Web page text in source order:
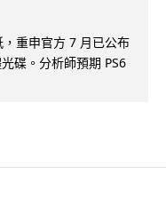
重申官方 7 月已公布
碟。分析師預期 PS6